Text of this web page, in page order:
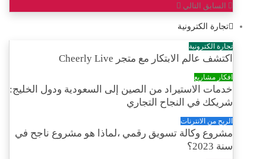
السابق التالي
تجارة الكترونية
تجارة الكترونية
اكتشف عالم الابتكار مع متجر Cheerly Live
افكار مشاريع
خدمات الاستيراد من الصين إلى السعودية ودول الخليج:
شريكك في النجاح التجاري
الربح من الانترنات
مشروع وكالة تسويق رقمي ،لماذا هو مشروع ناجح في
سنة 2023؟